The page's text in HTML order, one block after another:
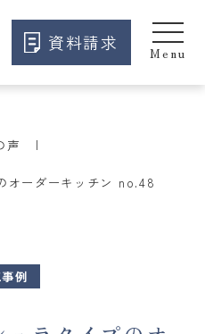
資料請求
声
オーダーキッチン no.48
例